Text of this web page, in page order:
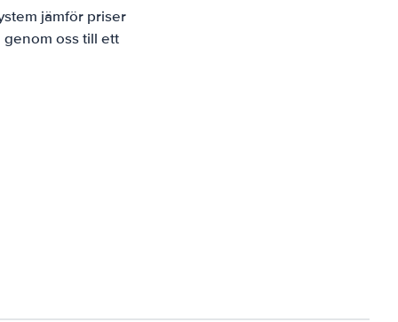
jämför priser
oss till ett